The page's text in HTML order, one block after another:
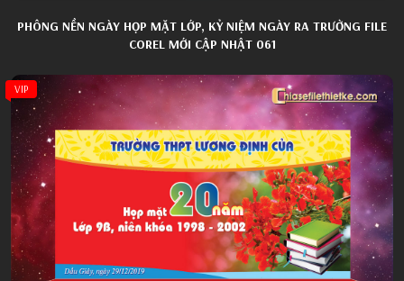
PHÔNG NỀN NGÀY HỌP MẶT LỚP, KỶ NIỆM NGÀY RA TRƯỜNG FILE
COREL MỚI CẬP NHẬT 061
VIP